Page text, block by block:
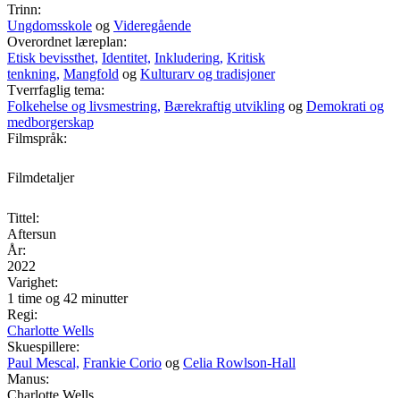
Trinn:
Ungdomsskole og Videregående
Overordnet læreplan:
Etisk bevissthet, Identitet, Inkludering, Kritisk
tenkning, Mangfold og Kulturarv og tradisjoner
Tverrfaglig tema:
Folkehelse og livsmestring, Bærekraftig utvikling og Demokrati og
medborgerskap
Filmspråk:
Filmdetaljer
Tittel:
Aftersun
År:
2022
Varighet:
1 time og 42 minutter
Regi:
Charlotte Wells
Skuespillere:
Paul Mescal, Frankie Corio og Celia Rowlson-Hall
Manus:
Charlotte Wells